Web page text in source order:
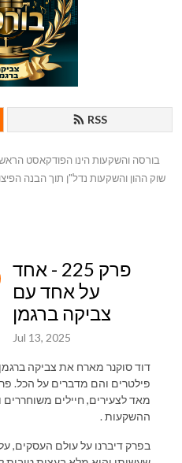
RSS
בורסה והשקעות הינו הפודקאסט
שוק ההון והשקעות נדל"ן תוך הבנה
פרק 225 - אחד
על אחד עם
צביקה ברגמן
Jul 13, 2025
דוד סוקנר מארח את צביקה
פילטרים והם מדברים על הכל.
מאד לצעירים, חיילים משוחררים
ההשקעות .
בפרק דיברנו על עולם העסקים,